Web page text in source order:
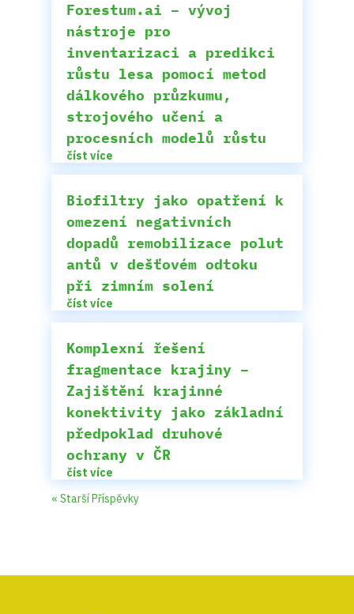
Forestum.ai – vývoj
nástroje pro
inventarizaci a predikci
růstu lesa pomocí metod
dálkového průzkumu,
strojového učení a
procesních modelů růstu
číst více
Biofiltry jako opatření k
omezení negativních
dopadů remobilizace polut
antů v dešťovém odtoku
při zimním solení
číst více
Komplexní řešení
fragmentace krajiny –
Zajištění krajinné
konektivity jako základní
předpoklad druhové
ochrany v ČR
číst více
« Starší Příspěvky